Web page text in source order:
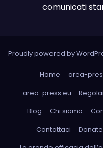
comunicati
Proudly powered by
Home
area-
area-press.eu –
Blog
Chi siamo
Contattaci
Donate